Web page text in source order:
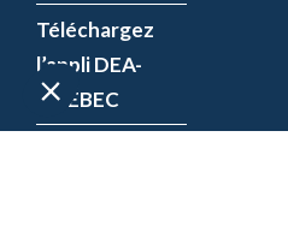
Téléchargez
l’appli DEA-
QUÉBEC